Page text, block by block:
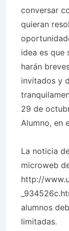
conversar
quieran
idea es que
harán
invitados y
29 de
Alumno, en
La noticia
microweb
http://
alumnos
limitadas.